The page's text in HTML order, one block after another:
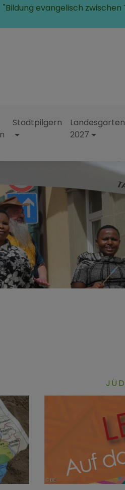
"Bildung evangelisch zwischen
Stadtpilgern
2027